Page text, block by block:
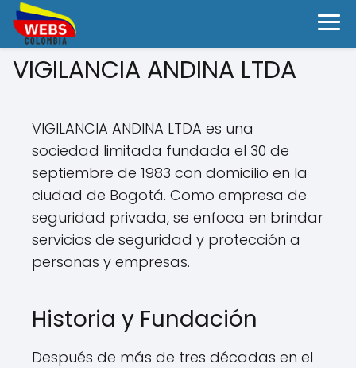
VIGILANCIA ANDINA LTDA
VIGILANCIA ANDINA LTDA es una
sociedad limitada fundada el 30 de
septiembre de 1983 con domicilio en la
ciudad de Bogotá. Como empresa de
seguridad privada, se enfoca en brindar
servicios de seguridad y protección a
personas y empresas.
Historia y Fundación
Después de más de tres décadas en el